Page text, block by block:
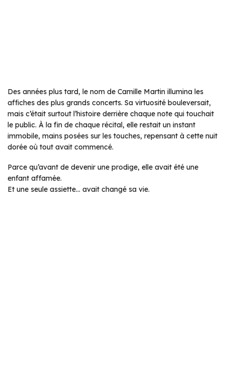
Des années plus tard, le nom de Camille Martin illumina les
affiches des plus grands concerts. Sa virtuosité bouleversait,
mais c’était surtout l’histoire derrière chaque note qui touchait
le public. À la fin de chaque récital, elle restait un instant
immobile, mains posées sur les touches, repensant à cette nuit
dorée où tout avait commencé.
Parce qu’avant de devenir une prodige, elle avait été une
enfant affamée.
Et une seule assiette… avait changé sa vie.